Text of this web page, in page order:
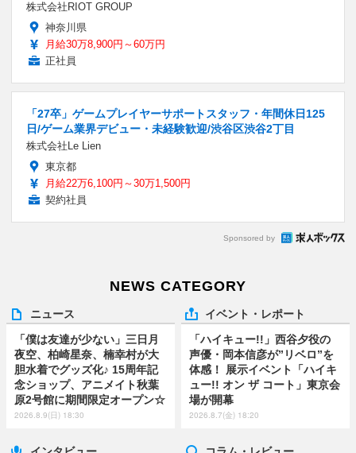
株式会社RIOT GROUP
神奈川県
月給30万8,900円～60万円
正社員
「27卒」ゲームプレイヤーサポートスタッフ・年間休日125
日/ゲーム業界デビュー・未経験歓迎/渋谷区渋谷2丁目
株式会社Le Lien
東京都
月給22万6,100円～30万1,500円
契約社員
Sponsored by
NEWS CATEGORY
ニュース
「僕は友達が少ない」三日月
夜空、柏崎星奈、楠幸村が大
胆水着でグッズ化♪ 15周年記
念ショップ、アニメイト秋葉
原2号館に期間限定オープン☆
2026.8.9(日) 18:30
イベント・レポート
「ハイキュー!!」西谷夕役の
声優・岡本信彦が”リベロ”を
体感！ 展示イベント「ハイキ
ュー!! オン ザ コート」東京会
場が開幕
2026.8.7(金) 18:20